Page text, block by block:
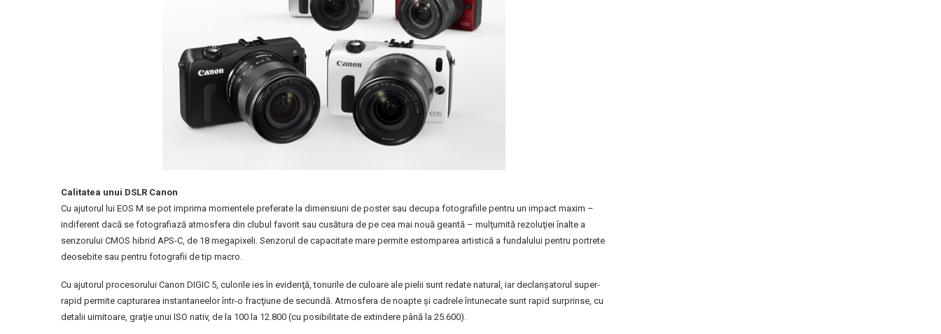
Calitatea unui DSLR Canon
Cu ajutorul lui EOS M se pot imprima momentele preferate la dimensiuni de poster sau decupa fotografiile pentru un impact maxim –
indiferent dacă se fotografiază atmosfera din clubul favorit sau cusătura de pe cea mai nouă geantă – mulţumită rezoluţiei înalte a
senzorului CMOS hibrid APS-C, de 18 megapixeli. Senzorul de capacitate mare permite estomparea artistică a fundalului pentru portrete
deosebite sau pentru fotografii de tip macro.
Cu ajutorul procesorului Canon DIGIC 5, culorile ies în evidenţă, tonurile de culoare ale pielii sunt redate natural, iar declanşatorul super-
rapid permite capturarea instantaneelor într-o fracţiune de secundă. Atmosfera de noapte şi cadrele întunecate sunt rapid surprinse, cu
detalii uimitoare, graţie unui ISO nativ, de la 100 la 12.800 (cu posibilitate de extindere până la 25.600).